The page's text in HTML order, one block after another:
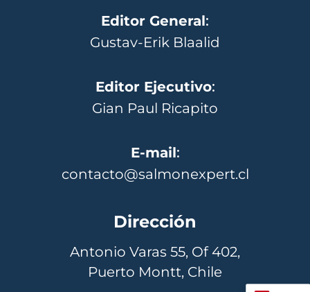
Editor General:
Gustav-Erik Blaalid
Editor Ejecutivo:
Gian Paul Ricapito
E-mail:
contacto@salmonexpert.cl
Dirección
Antonio Varas 55, Of 402,
Puerto Montt, Chile